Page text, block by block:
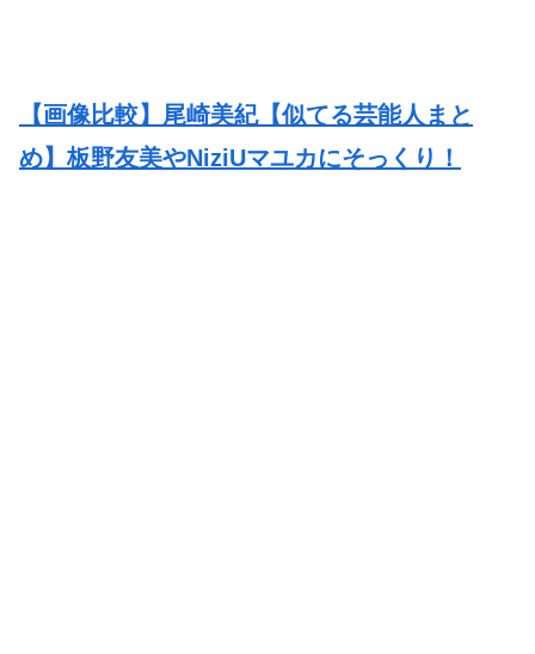
【画像比較】尾崎美紀【似てる芸能人まと
め】板野友美やNiziUマユカにそっくり！